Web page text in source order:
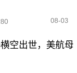
08-03
空出世，美航母